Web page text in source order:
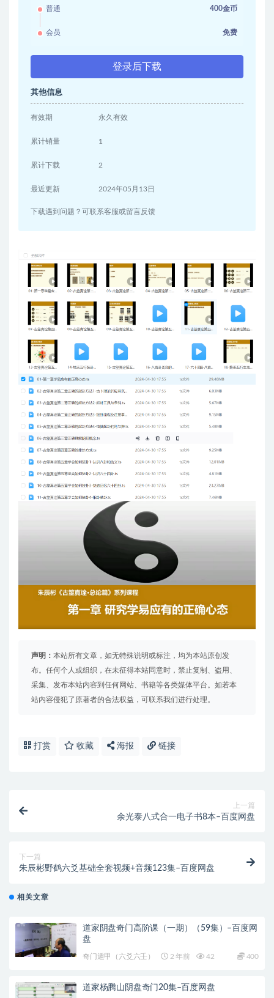
普通 400金币
会员 免费
登录后下载
其他信息
有效期 永久有效
累计销量 1
累计下载 2
最近更新 2024年05月13日
下载遇到问题？可联系客服或留言反馈
声明： 本站所有文章，如无特殊说明或标注，均为本站原创发
布。任何个人或组织，在未征得本站同意时，禁止复制、盗用、
采集、发布本站内容到任何网站、书籍等各类媒体平台。如若本
站内容侵犯了原著者的合法权益，可联系我们进行处理。
打赏 收藏 海报 链接
上一篇
余光泰八式合一电子书8本–百度网盘
下一篇
朱辰彬野鹤六爻基础全套视频+音频123集–百度网盘
相关文章
道家阴盘奇门高阶课（一期）（59集）–百度网
盘
奇门遁甲（六爻六壬） 2 年前 42 400
道家杨腾山阴盘奇门20集–百度网盘